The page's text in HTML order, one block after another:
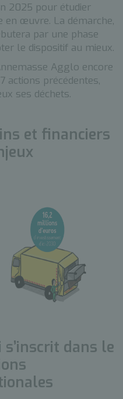
2025 pour étudier
en œuvre. La démarche,
par une phase
le dispositif au mieux.
Agglo encore
actions précédentes,
ses déchets.
et financiers
dans le